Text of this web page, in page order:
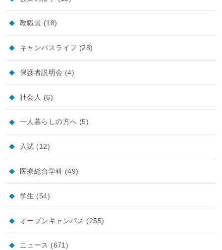
教職員 (18)
キャンパスライフ (28)
保護者説明会 (4)
社会人 (6)
一人暮らしの方へ (5)
入試 (12)
医療総合学科 (49)
学生 (54)
オープンキャンパス (255)
ニュース (671)